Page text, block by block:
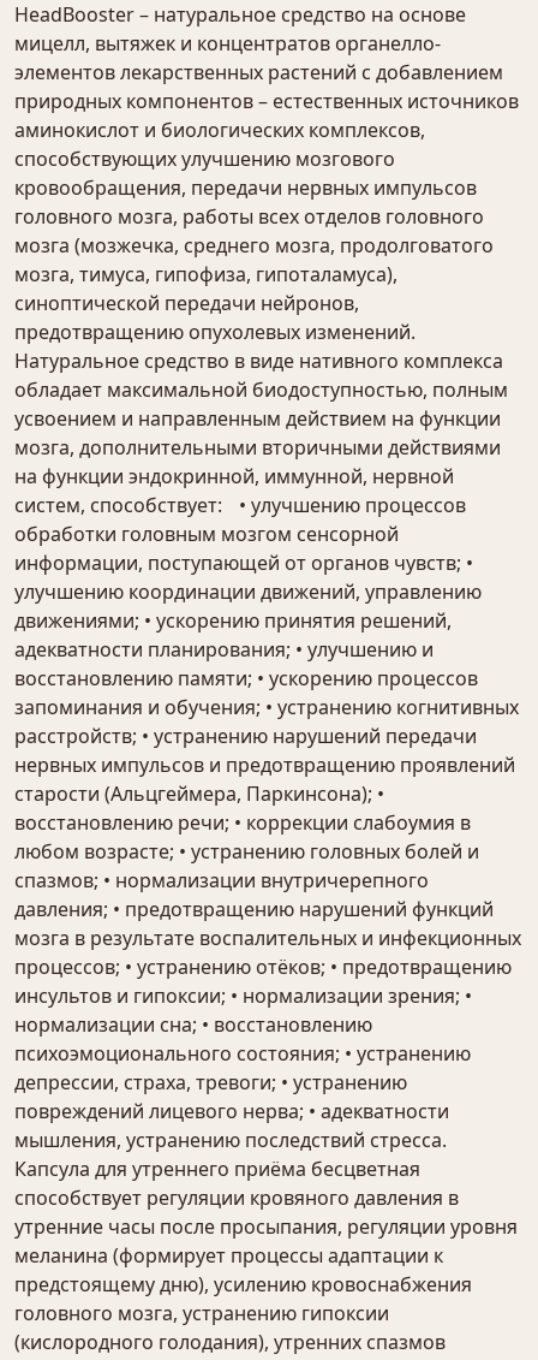
HeadBooster – натуральное средство на основе
мицелл, вытяжек и концентратов органелло-
элементов лекарственных растений с добавлением
природных компонентов – естественных источников
аминокислот и биологических комплексов,
способствующих улучшению мозгового
кровообращения, передачи нервных импульсов
головного мозга, работы всех отделов головного
мозга (мозжечка, среднего мозга, продолговатого
мозга, тимуса, гипофиза, гипоталамуса),
синоптической передачи нейронов,
предотвращению опухолевых изменений.
Натуральное средство в виде нативного комплекса
обладает максимальной биодоступностью, полным
усвоением и направленным действием на функции
мозга, дополнительными вторичными действиями
на функции эндокринной, иммунной, нервной
систем, способствует: • улучшению процессов
обработки головным мозгом сенсорной
информации, поступающей от органов чувств; •
улучшению координации движений, управлению
движениями; • ускорению принятия решений,
адекватности планирования; • улучшению и
восстановлению памяти; • ускорению процессов
запоминания и обучения; • устранению когнитивных
расстройств; • устранению нарушений передачи
нервных импульсов и предотвращению проявлений
старости (Альцгеймера, Паркинсона); •
восстановлению речи; • коррекции слабоумия в
любом возрасте; • устранению головных болей и
спазмов; • нормализации внутричерепного
давления; • предотвращению нарушений функций
мозга в результате воспалительных и инфекционных
процессов; • устранению отёков; • предотвращению
инсультов и гипоксии; • нормализации зрения; •
нормализации сна; • восстановлению
психоэмоционального состояния; • устранению
депрессии, страха, тревоги; • устранению
повреждений лицевого нерва; • адекватности
мышления, устранению последствий стресса.
Капсула для утреннего приёма бесцветная
способствует регуляции кровяного давления в
утренние часы после просыпания, регуляции уровня
меланина (формирует процессы адаптации к
предстоящему дню), усилению кровоснабжения
головного мозга, устранению гипоксии
(кислородного голодания), утренних спазмов